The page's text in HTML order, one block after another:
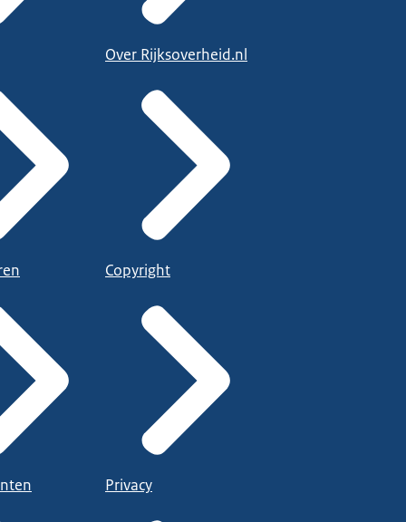
Over Rijksoverheid.nl
Copyright
Privacy